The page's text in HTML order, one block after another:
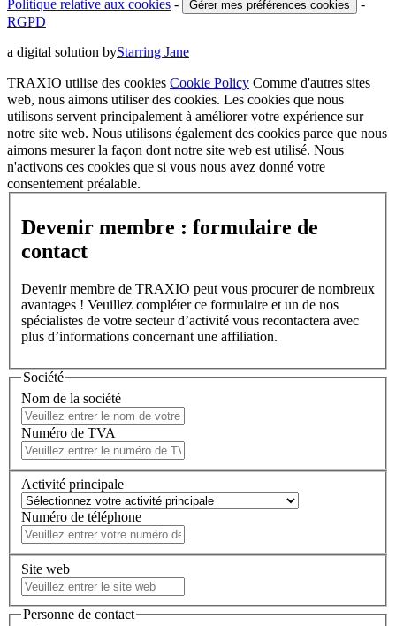
Politique relative aux cookies - Gérer mes préférences cookies
-
RGPD
a digital solution byStarring Jane
TRAXIO utilise des cookies Cookie Policy Comme d'autres sites
web, nous aimons utiliser des cookies. Les cookies que nous
utilisons servent principalement à améliorer votre expérience sur
notre site web. Nous utilisons également des cookies parce que nous
aimons mesurer la façon dont notre site web est utilisé. Nous
n'activons ces cookies que si vous nous avez donné votre
consentement préalable.
Devenir membre : formulaire de
contact
Devenir membre de TRAXIO peut vous procurer de nombreux
avantages ! Veuillez compléter ce formulaire et un de nos
spécialistes de votre secteur d’activité vous recontactera avec
plus d’informations concernant une affiliation.
Société
Nom de la société
Numéro de TVA
Activité principale
Numéro de téléphone
Site web
Personne de contact